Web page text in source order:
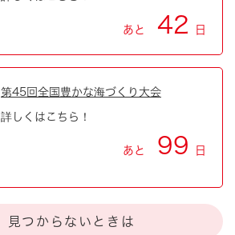
あと 42 日
第45回全国豊かな海づくり大会
詳しくはこちら！
あと 99 日
見つからないときは